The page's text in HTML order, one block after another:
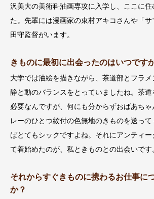
沢美大の美術科油画専攻に入学し、ここに
た。先輩には漫画家の東村アキコさんや「
田守監督がいます。
きものに最初に出会ったのはいつです
大学では油絵を描きながら、茶道部とフラメ
静と動のバランスをとっていましたね。茶
必要なんですが、何にも分からずおばあち
レーのひとつ紋付の色無地のきものを送って
ばとてもシックですよね。それにアンティ
て着始めたのが、私ときものとの出会いです。
それからすぐきものに携わるお仕事に
か？